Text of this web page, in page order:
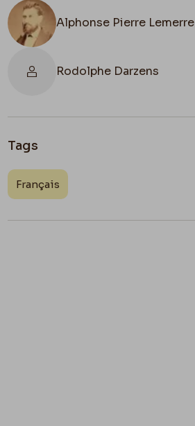
Alphonse Pierre Lemerre
Rodolphe Darzens
Tags
Français